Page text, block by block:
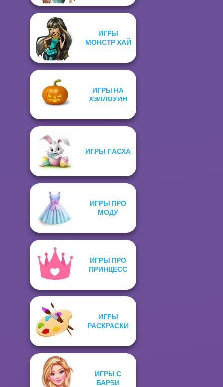
ИГРЫ
МОНСТР ХАЙ
ИГРЫ НА
ХЭЛЛОУИН
ИГРЫ ПАСХА
ИГРЫ ПРО
МОДУ
ИГРЫ ПРО
ПРИНЦЕСС
ИГРЫ
РАСКРАСКИ
ИГРЫ С
БАРБИ